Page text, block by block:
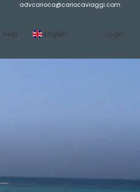
advcarioca@cariocaviaggi.com
Help English Login